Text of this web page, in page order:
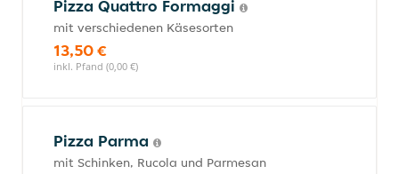
Pizza Quattro Formaggi
mit verschiedenen Käsesorten
13,50 €
inkl. Pfand (0,00 €)
Pizza Parma
mit Schinken, Rucola und Parmesan